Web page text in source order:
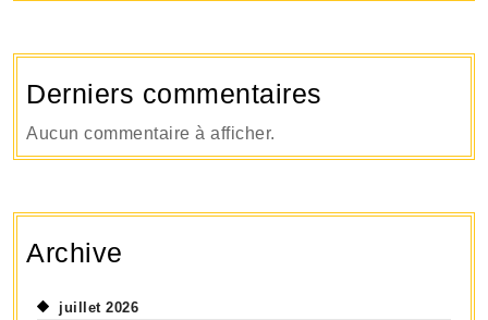
Derniers commentaires
Aucun commentaire à afficher.
Archive
juillet 2026